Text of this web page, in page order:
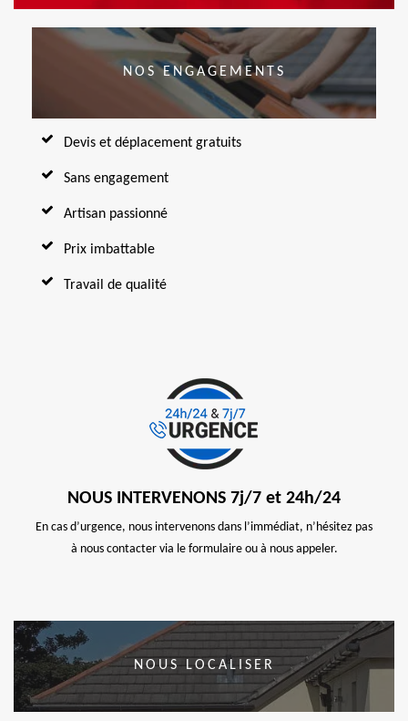
NOS ENGAGEMENTS
Devis et déplacement gratuits
Sans engagement
Artisan passionné
Prix imbattable
Travail de qualité
NOUS INTERVENONS 7j/7 et 24h/24
En cas d’urgence, nous intervenons dans l’immédiat, n’hésitez pas
à nous contacter via le formulaire ou à nous appeler.
NOUS LOCALISER